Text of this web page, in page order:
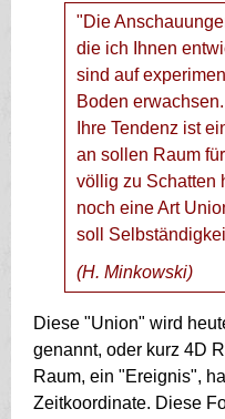
"Die
die ich Ihnen
sind auf
Boden
Ihre Tendenz ist
an sollen Raum
völlig zu Schatten
noch eine Art
soll
(H. Minkowski)
Diese "Union" wird
genannt, oder kurz 4D
Raum, ein "Ereignis",
Zeitkoordinate. Diese